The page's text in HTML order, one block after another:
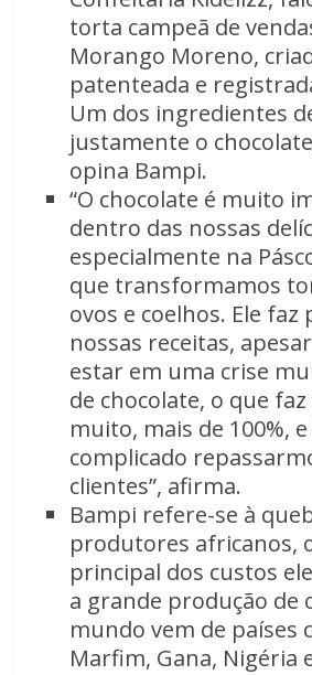
torta campeã de
Morango Moreno,
patenteada e
Um dos ingredientes
justamente o
opina Bampi.
“O chocolate é muito
dentro das nossas
especialmente na
que transformamos
ovos e coelhos. Ele faz
nossas receitas,
estar em uma crise
de chocolate, o que
muito, mais de 100%,
complicado
clientes”, afirma.
Bampi refere-se à
produtores africanos,
principal dos custos
a grande produção de
mundo vem de países
Marfim, Gana, Nigéria